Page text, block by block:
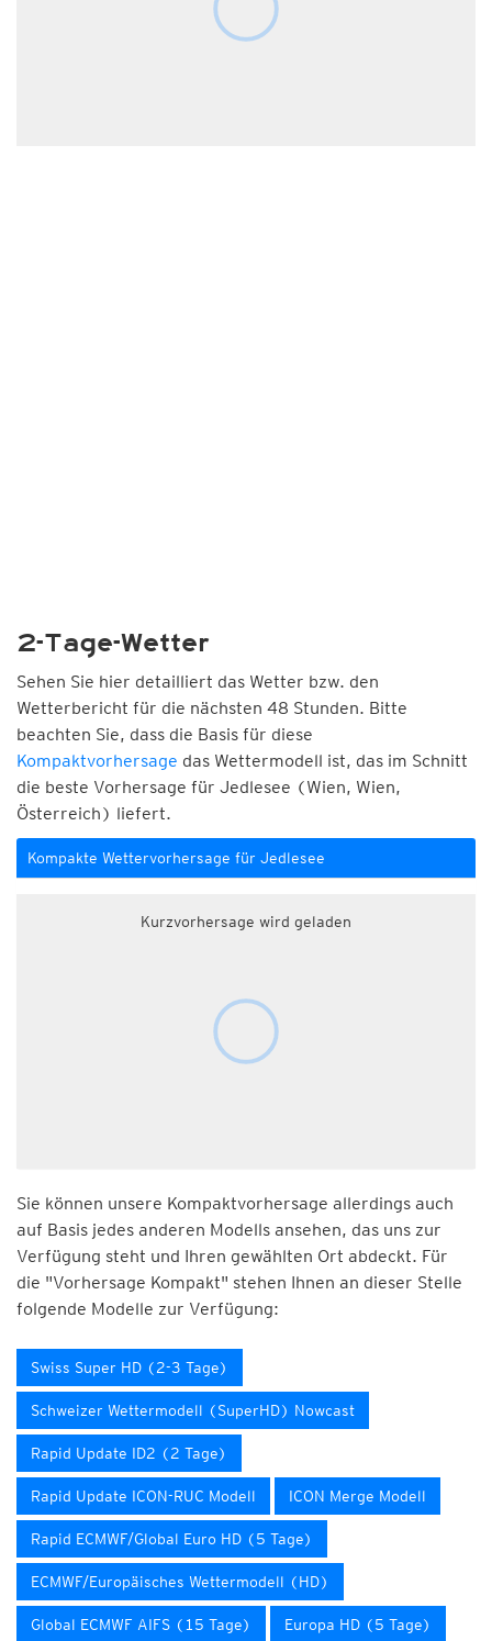
2-Tage-Wetter
Sehen Sie hier detailliert das Wetter bzw. den
Wetterbericht für die nächsten 48 Stunden. Bitte
beachten Sie, dass die Basis für diese
Kompaktvorhersage das Wettermodell ist, das im Schnitt
die beste Vorhersage für Jedlesee (Wien, Wien,
Österreich) liefert.
Kompakte Wettervorhersage für Jedlesee
Kurzvorhersage wird geladen
Sie können unsere Kompaktvorhersage allerdings auch
auf Basis jedes anderen Modells ansehen, das uns zur
Verfügung steht und Ihren gewählten Ort abdeckt. Für
die "Vorhersage Kompakt" stehen Ihnen an dieser Stelle
folgende Modelle zur Verfügung:
Swiss Super HD (2-3 Tage)
Schweizer Wettermodell (SuperHD) Nowcast
Rapid Update ID2 (2 Tage)
Rapid Update ICON-RUC Modell ICON Merge Modell
Rapid ECMWF/Global Euro HD (5 Tage)
ECMWF/Europäisches Wettermodell (HD)
Global ECMWF AIFS (15 Tage) Europa HD (5 Tage)